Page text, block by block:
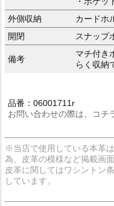
外側収納
カードホ
開閉
スナップ
備考
マチ付き
らく収納
品番：06001711r
お問い合わせの際は、コチ
※当店で使用している本革
為、皮革の模様など掲載画
皮革に関してはワシントン
しています。